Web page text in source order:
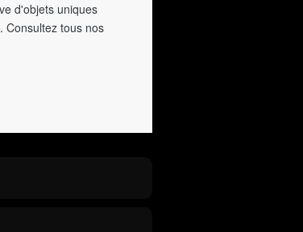
d'objets uniques
Consultez tous nos